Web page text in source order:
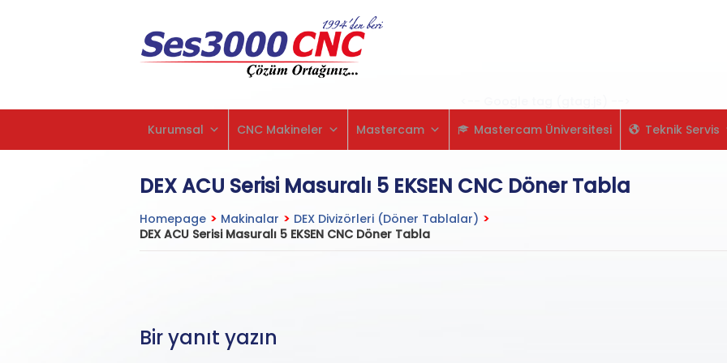
Kurumsal
CNC Makineler Mastercam Mastercam Üniversitesi Teknik Servis
DEX ACU Serisi Masuralı 5 EKSEN CNC Döner Tabla
Homepage > Makinalar > DEX Divizörleri (Döner Tablalar) >
DEX ACU Serisi Masuralı 5 EKSEN CNC Döner Tabla
Bir yanıt yazın